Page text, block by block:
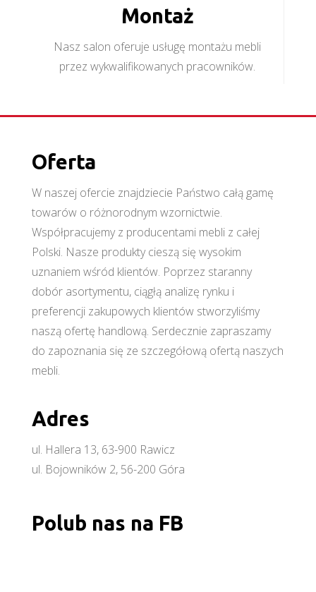
Montaż
Nasz salon oferuje usługę montażu mebli
przez wykwalifikowanych pracowników.
Oferta
W naszej ofercie znajdziecie Państwo całą gamę
towarów o różnorodnym wzornictwie.
Współpracujemy z producentami mebli z całej
Polski. Nasze produkty cieszą się wysokim
uznaniem wśród klientów. Poprzez staranny
dobór asortymentu, ciągłą analizę rynku i
preferencji zakupowych klientów stworzyliśmy
naszą ofertę handlową. Serdecznie zapraszamy
do zapoznania się ze szczegółową ofertą naszych
mebli.
Adres
ul. Hallera 13, 63-900 Rawicz
ul. Bojowników 2, 56-200 Góra
Polub nas na FB